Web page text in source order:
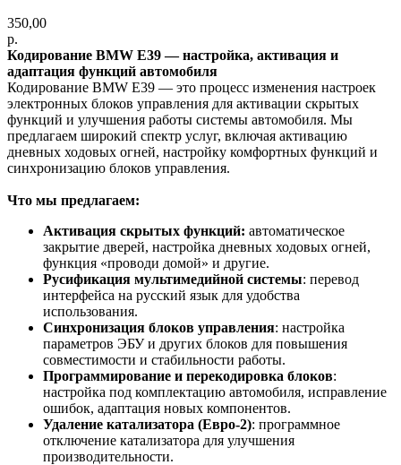
350,00
р.
Кодирование BMW E39 — настройка, активация и
адаптация функций автомобиля
Кодирование BMW E39 — это процесс изменения настроек
электронных блоков управления для активации скрытых
функций и улучшения работы системы автомобиля. Мы
предлагаем широкий спектр услуг, включая активацию
дневных ходовых огней, настройку комфортных функций и
синхронизацию блоков управления.
Что мы предлагаем:
Активация скрытых функций: автоматическое
закрытие дверей, настройка дневных ходовых огней,
функция «проводи домой» и другие.
Русификация мультимедийной системы: перевод
интерфейса на русский язык для удобства
использования.
Синхронизация блоков управления: настройка
параметров ЭБУ и других блоков для повышения
совместимости и стабильности работы.
Программирование и перекодировка блоков:
настройка под комплектацию автомобиля, исправление
ошибок, адаптация новых компонентов.
Удаление катализатора (Евро-2): программное
отключение катализатора для улучшения
производительности.